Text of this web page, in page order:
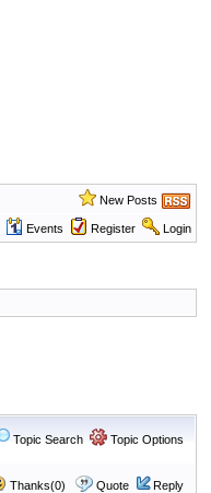
New Posts
Events Register Login
Topic Search Topic Options
Thanks(0) Quote Reply